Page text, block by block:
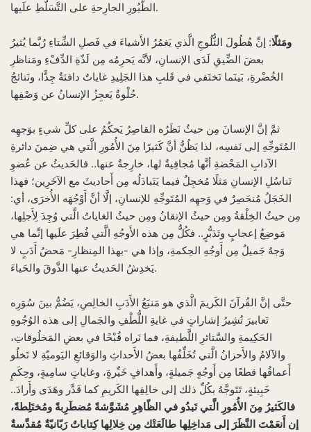
الطُّيُورِ الجارِحةِ على التَّسَلُّطِ علَيها.
ومَثلًا: إنَّ هُطُولَ الثُّلُوجِ الَّذي يَغمُرُ الأَشياءَ في فَصلِ الشِّتاءِ رُبَّما يُثيرُ
بعضَ الضِّيقِ لَدَى الإنسانِ، لأنَّه يَحرِمُه مِن لَذّةِ الدِّفْءِ ومَناظرِ
الخُضْرةِ، بَينَما تَختَفي في قَلبِ هذا الجَلِيدِ غاياتٌ دافئةٌ جِدًّا، ونَتائجُ
حُلْوةٌ يَعجِزُ الإنسانُ عن وَصْفِها.
ثمَّ إنَّ الإنسانَ مِن حيثُ نَظَرُه القاصِرُ يَحكُمُ على كلِّ شيءٍ بوَجهِه
المُتَوجِّهِ إلى نَفسِه، لذا يَظُنُّ أنَّ كَثيرًا مِنَ الأُمُورِ الَّتي هي ضِمنَ دائرةِ
الآدابِ المَحْضةِ أنَّها مُجافِيةٌ لها، خارِجةٌ عنها.. فالحَديثُ عن عُضوِ
تَناسُلِ الإنسانِ مَثلًا مُخجِلٌ فيما يَتَبادَلُه مِن أَحاديثَ مع الآخَرِين؛ فهذا
الخَجَلُ مُنحَصِرٌ في وَجهِه المُتَوجِّهِ للإنسانِ، إلَّا أنَّ أَوْجُهَه الأُخرَى، أي:
مِن حيثُ الخِلْقةُ ومِن حيثُ الإتقانُ ومِن حيثُ الغاياتُ الَّتي وُجِدَ لِأَجلِها،
مَوضِعُ إعجابٍ وتَدَبُّرٍ.. فكُلٌّ مِن هذه الأَوجُهِ الَّتي فُطِرَ علَيها إنَّما هي
وَجهٌ جَميلٌ مِن أَوجُهِ الحِكمةِ، وإذا هي -بهذا المِنظارِ- مَحضُ أَدَبٍ لا
يَخدِشُ الحَديثُ عنها الذَّوقَ والحَياءَ.
حتَّى إنَّ القُرآنَ الكَريمَ الَّذي هو مَنبَعُ الأَدَبِ الخالِصِ، يَضُمُّ بينَ سُوَرِه
تَعابيرَ تُشِيرُ إشاراتٍ في غايةِ اللُّطْفِ والجَمالِ إلى هذه الوُجُوهِ
الحَكِيمةِ والسَّتائرِ اللَّطيفةِ، فما نَراه قُبْحًا في بعضِ المَخلُوقاتِ،
والآلامُ والأَحزانُ الَّتي تُخَلِّفُها بعضُ الأَحداثِ والوَقائعِ اليَوميّةِ لا تَخلُو
أَعماقُها قطعًا مِن أَوجُهٍ جَميلةٍ، وأَهدافٍ خَيِّرةٍ، وغاياتٍ سامِيةٍ، وحِكَمٍ
خَبِيئةٍ، تَتَوجَّهُ بكُلِّ ذلك إلى خالِقِها الكَريمِ كما قَدَّر وهَدَى وأَرادَ..
فالكَثيرُ مِنَ الأُمُورِ الَّتي تَبدُو في الظّاهِرِ مُشَوَّشةً مُضطَرِبةً ومُختَلِطةً،
إن أَنعَمْتَ النَّظَرَ إلى مَداخِلِها طالَعَتْك مِن خِلالِها كِتاباتٌ رَبّانيّةٌ مُقدَّسةٌ